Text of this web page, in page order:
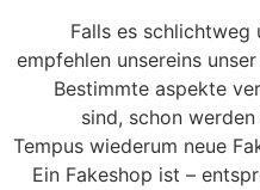
Falls es
empfehlen unsereins
Bestimmte aspekte
sind, schon
Tempus wiederum neue
Ein Fakeshop ist –